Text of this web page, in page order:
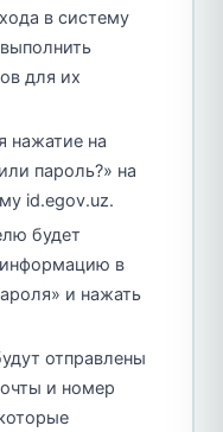
в систему
для их
нажатие на
пароль?» на
id.egov.uz.
будет
в
и нажать
отправлены
и номер